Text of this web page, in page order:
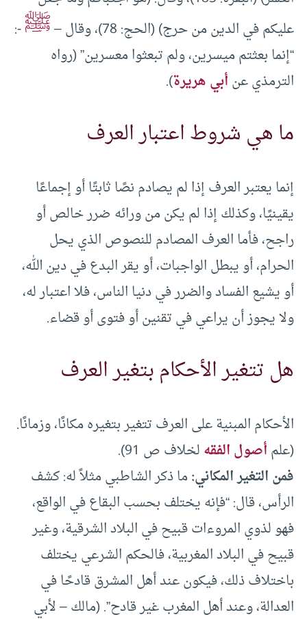
عليكم في الدين من حرج) (الحج: 78)، وقال –
ﷺ-:
“إنما بعثتم ميسرين، ولم تبعثوا معسرين” (رواه
الترمذي عنأبي هريرة).
ما هي شروط اعتبار العرف
إنما يعتبر العرف إذا لم يصادم نصًا ثابتًا أو إجماعًا
يقينيًا، وكذلك إذا لم يكن من ورائه ضرر خالص أو
راجح، فأما العرف المصادم للنصوص الذي يحل
الحرام، أو يبطل الواجبات، أو يقر البدع في دين الله،
أو يشيع الفساد والضرر في دنيا الناس، فلا اعتبار له،
ولا يجوز أن يراعي في تقنين أو فتوى أو قضاء.
هل تتغير الأحكام بتغير العرف
الأحكام المبنية على العرف تتغير بتغيره مكانًا، وزمانًا.
(علمأصول الفقهلخلاف ص 91).
فمن التغير المكاني:ما ذكر الشاطبي مثلاً له: كشف
الرأس، قال: “فإنه يختلف بحسب البقاع في الواقع،
فهو لذوي المروءات قبيح في البلاد الشرقية، وغير
قبيح في البلاد المغربية، فالحكم الشرعي يختلف
باختلاف ذلك، فيكون عند أهل المشرق قادحًا في
العدالة، وعند أهل المغرب غير قادح”. (مالك – لأبي